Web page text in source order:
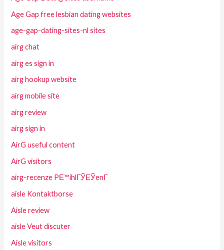
Age Gap free lesbian dating websites
age-gap-dating-sites-nl sites
airg chat
airg es sign in
airg hookup website
airg mobile site
airg review
airg sign in
AirG useful content
AirG visitors
airg-recenze PЕ™ihlГЎЕЎenГ­
aisle Kontaktborse
Aisle review
aisle Veut discuter
Aisle visitors